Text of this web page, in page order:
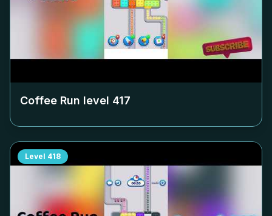
Coffee Run level 417
Level 418